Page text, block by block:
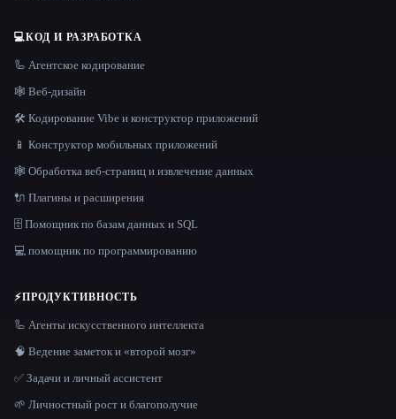
💻КОД И РАЗРАБОТКА
🦾 Агентское кодирование
🕸 Веб-дизайн
🛠️ Кодирование Vibe и конструктор приложений
📱 Конструктор мобильных приложений
🕸️ Обработка веб-страниц и извлечение данных
🔌 Плагины и расширения
🗄️ Помощник по базам данных и SQL
💻 помощник по программированию
⚡ПРОДУКТИВНОСТЬ
🦾 Агенты искусственного интеллекта
🧠 Ведение заметок и «второй мозг»
✅ Задачи и личный ассистент
🌱 Личностный рост и благополучие